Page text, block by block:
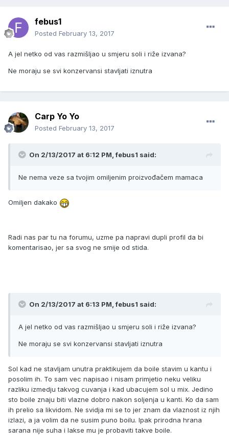
febus1
Posted February 13, 2017
A jel netko od vas razmišljao u smjeru soli i riže izvana?
Ne moraju se svi konzervansi stavljati iznutra
Carp Yo Yo
Posted February 13, 2017
On 2/13/2017 at 6:12 PM, febus1 said:
Ne nema veze sa tvojim omiljenim proizvođačem mamaca
Omiljen dakako
Radi nas par tu na forumu, uzme pa napravi dupli profil da bi
komentarisao, jer sa svog ne smije od stida.
On 2/13/2017 at 6:13 PM, febus1 said:
A jel netko od vas razmišljao u smjeru soli i riže izvana?
Ne moraju se svi konzervansi stavljati iznutra
Sol kad ne stavljam unutra praktikujem da boile stavim u kantu i
posolim ih. To sam vec napisao i nisam primjetio neku veliku
razliku izmedju takvog cuvanja i kad ubacujem sol u mix. Jedino
sto boile znaju biti vlazne dobro nakon soljenja u kanti. Ko da sam
ih prelio sa likvidom. Ne svidja mi se to jer znam da vlaznost iz njih
izlazi, a ja volim da ne susim puno boilu. Ipak prirodna hrana
sarana nije suha i lakse mu je probaviti takve boile.